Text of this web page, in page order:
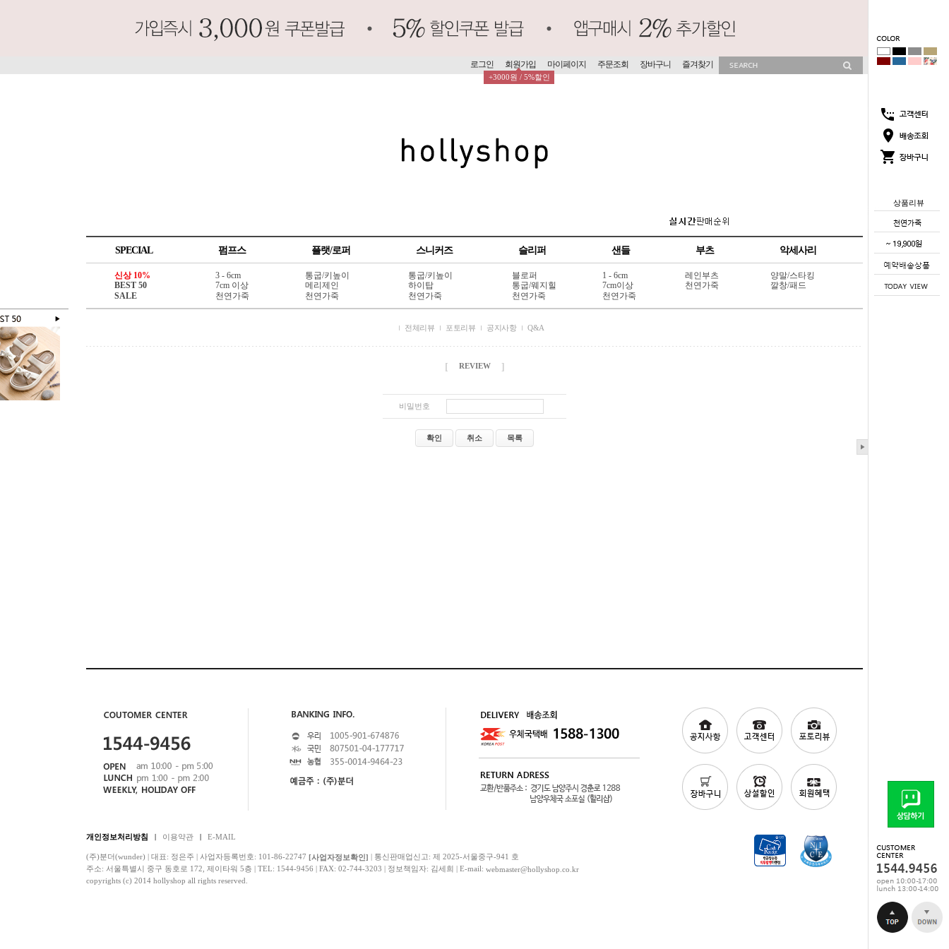
상품리뷰
로그인 회원가입
+3000원 / 5%할인
마이페이지 주문조회 장바구니 즐겨찾기
SPECIAL 펌프스 플랫/로퍼 스니커즈 슬리퍼 샌들 부츠 악세사리
신상 10%
BEST 50
SALE
3 - 6cm
7cm 이상
천연가죽
통굽/키높이
메리제인
천연가죽
통굽/키높이
하이탑
천연가죽
블로퍼
통굽/웨지힐
천연가죽
1 - 6cm
7cm이상
천연가죽
레인부츠
천연가죽
양말/스타킹
깔창/패드
전체리뷰 포토리뷰 공지사항 Q&A
[ REVIEW ]
비밀번호
확인 취소 목록
개인정보처리방침 이용약관 E-MAIL
(주)분더(wunder) | 대표: 정은주 | 사업자등록번호: 101-86-22747 [사업자정보확인] | 통신판매업신고: 제 2025-서울중구-941 호
주소: 서울특별시 중구 동호로 172, 제이타워 5층 | TEL: 1544-9456 | FAX: 02-744-3203 | 정보책임자: 김세희 | E-mail: webmaster@hollyshop.co.kr
copyrights (c) 2014 hollyshop all rights reserved.